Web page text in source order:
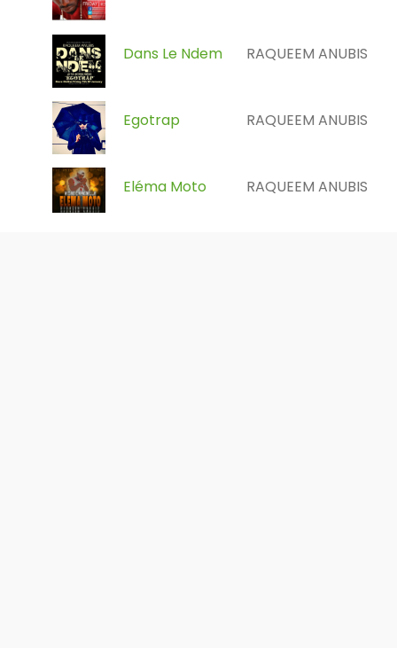
Dans Le Ndem RAQUEEM ANUBIS
Egotrap RAQUEEM ANUBIS
Eléma Moto RAQUEEM ANUBIS